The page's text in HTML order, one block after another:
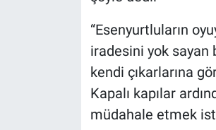
“Esenyurtluların
iradesini yok sayan
kendi çıkarlarına
Kapalı kapılar
müdahale etmek
Kültür Sanat
Ne demişti